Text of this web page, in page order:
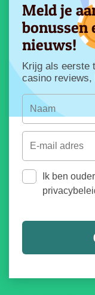
Meld je
bonussen
nieuws!
Krijg als eerste
casino reviews,
Ik ben